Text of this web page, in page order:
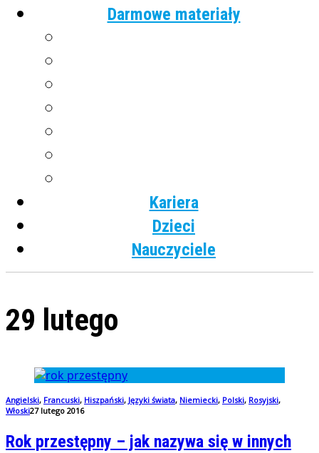
Darmowe materiały
Kariera
Dzieci
Nauczyciele
29 lutego
Angielski, Francuski, Hiszpański, Języki świata, Niemiecki, Polski, Rosyjski,
Włoski27 lutego 2016
Rok przestępny – jak nazywa się w innych